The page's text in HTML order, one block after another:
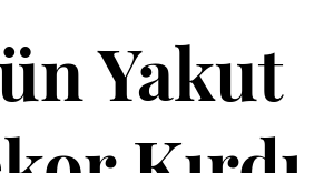
Yakut